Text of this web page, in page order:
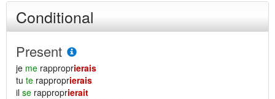
Conditional
Present
je me rapproprierais
tu te rapproprierais
il se rapproprierait